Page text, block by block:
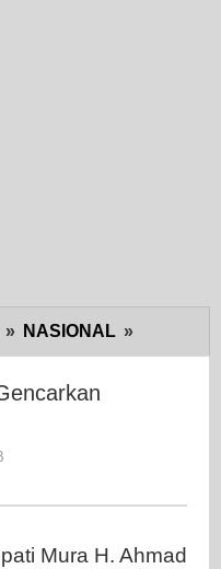
» NASIONAL »
Bupati
Mura H. Ahmad